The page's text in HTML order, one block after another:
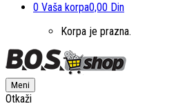
0 Vaša korpa0,00 Din
Korpa je prazna.
Meni
Otkaži